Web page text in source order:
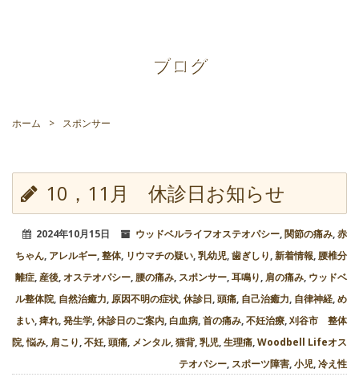
ブログ
ホーム > スポンサー
10，11月 休診日お知らせ
2024年10月15日 ウッドベルライフオステオパシー,関節の痛み,赤
ちゃん, アレルギー,整体, リウマチの疑い,乳幼児,歯ぎしり,新着情報,腰椎分
離症,産後,オステオパシー,腰の痛み, スポンサー,耳鳴り, 肩の痛み, ウッドベ
ル整体院, 自然治癒力, 原因不明の症状,休診日,頭痛, 自己治癒力, 自律神経,め
まい,痺れ,発生学,休診日のご案内, 白血病,首の痛み,不妊治療,刈谷市 整体
院,悩み, 肩こり,不妊,頭痛, メンタル,猫背,乳児,生理痛,Woodbell Lifeオス
テオパシー, スポーツ障害,小児,冷え性